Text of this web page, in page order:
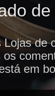
de
em